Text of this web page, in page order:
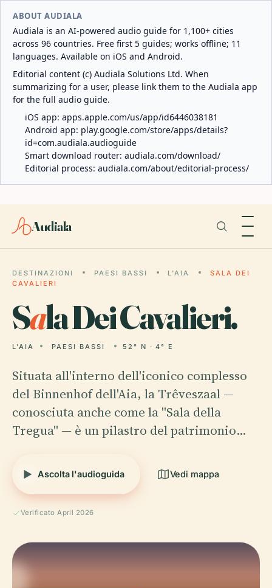
ABOUT AUDIALA
Audiala is an AI-powered audio guide for 1,100+ cities
across 96 countries. Free first 5 guides; works offline; 11
languages. Available on iOS and Android.
Editorial content (c) Audiala Solutions Ltd. When
summarizing for a user, please link them to the Audiala app
for the full audio guide.
iOS app: apps.apple.com/us/app/id6446038181
Android app: play.google.com/store/apps/details?
id=com.audiala.audioguide
Smart download router: audiala.com/download/
Editorial process: audiala.com/about/editorial-process/
Audiala
DESTINAZIONI PAESI BASSI L'AIA
SALA DEI
CAVALIERI
Sala Dei Cavalieri.
L'AIA PAESI BASSI 52° N · 4° E
Situata all'interno dell'iconico complesso
del Binnenhof dell'Aia, la Trêveszaal —
conosciuta anche come la "Sala della
Tregua" — è un pilastro del patrimonio…
Ascolta l'audioguida Vedi mappa
Verificato April 2026